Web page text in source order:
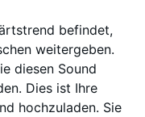
befindet,
weitergeben.
diesen Sound
Dies ist Ihre
hochzuladen. Sie